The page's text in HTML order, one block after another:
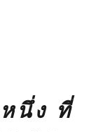
นึ่ง ที่